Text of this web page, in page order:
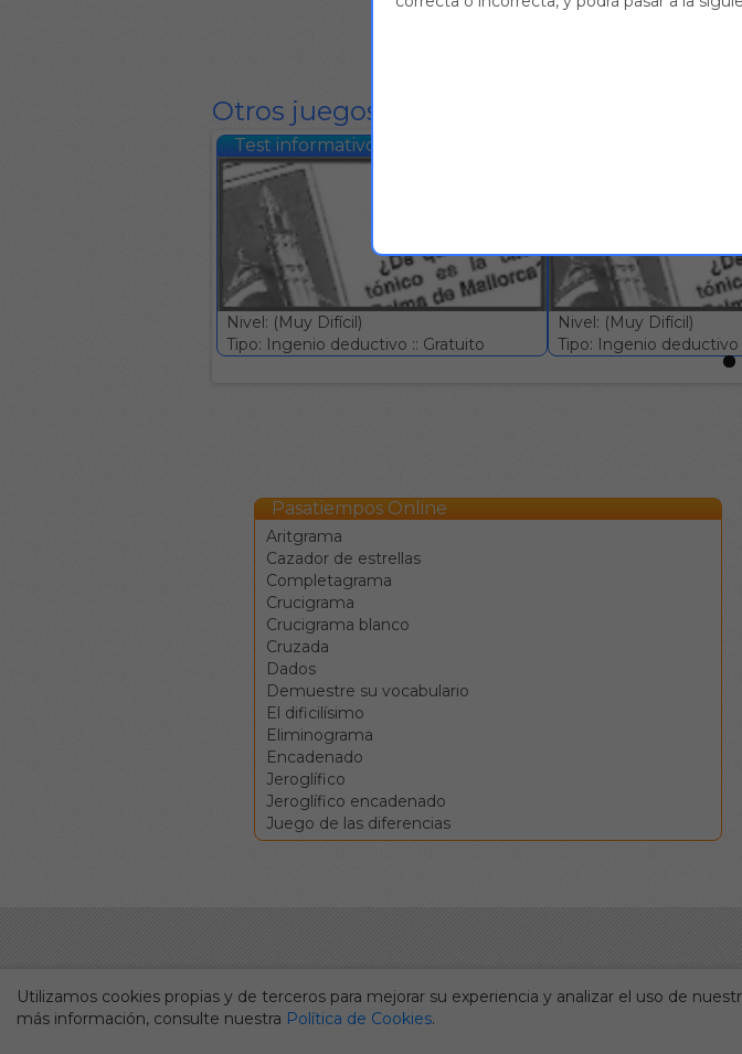
Otros juegos del mismo tipo
Test informativo #577
Nivel: (Muy Difícil)
Tipo: Ingenio deductivo :: Gratuito
Nivel: (Muy Difícil)
Tipo: Ingenio deductivo
Pasatiempos Online
Aritgrama
Cazador de estrellas
Completagrama
Crucigrama
Crucigrama blanco
Cruzada
Dados
Demuestre su vocabulario
El dificilísimo
Eliminograma
Encadenado
Jeroglífico
Jeroglífico encadenado
Juego de las diferencias
Utilizamos cookies propias y de terceros para mejorar su experiencia y analizar el uso de
más información, consulte nuestra Política de Cookies.